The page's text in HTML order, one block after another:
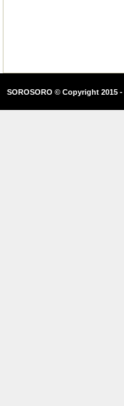
SOROSORO © Copyright 2015